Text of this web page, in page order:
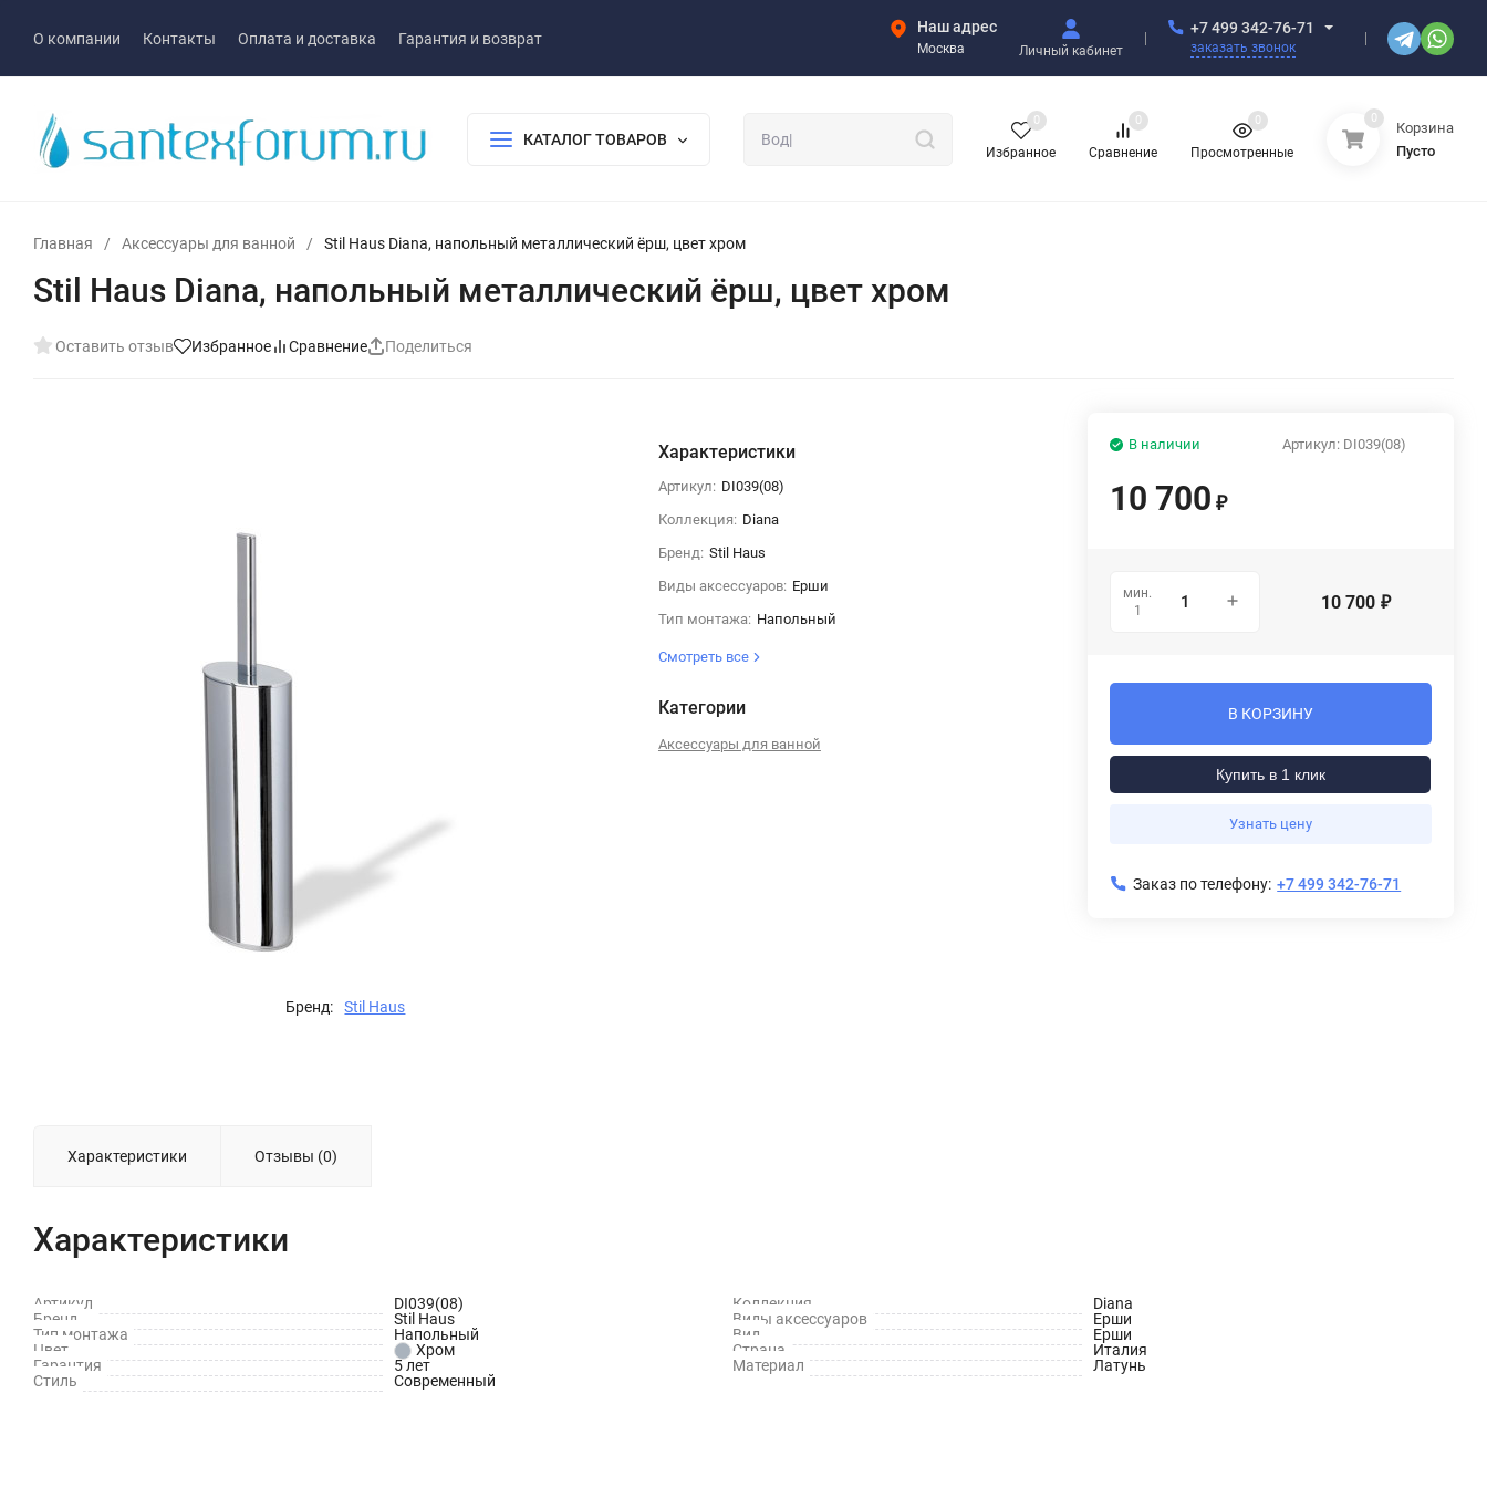
О компании Контакты Оплата и доставка Гарантия и возврат
Наш адрес
Москва Личный кабинет
+7 499 342-76-71
заказать звонок
КАТАЛОГ ТОВАРОВ
Избранное
0
Сравнение
0
Просмотренные
0 0
Корзина
Пусто
Главная / Аксессуары для ванной / Stil Haus Diana, напольный металлический ёрш, цвет хром
Stil Haus Diana, напольный металлический ёрш, цвет хром
Оставить отзыв Избранное Сравнение Поделиться
Бренд: Stil Haus
Характеристики
Артикул: DI039(08)
Коллекция: Diana
Бренд: Stil Haus
Виды аксессуаров: Ерши
Тип монтажа: Напольный
Смотреть все
Категории
Аксессуары для ванной
Артикул: DI039(08)
В наличии
10 700 ₽
мин.
1
10 700 ₽
В КОРЗИНУ
Купить в 1 клик
Узнать цену
Заказ по телефону: +7 499 342-76-71
Характеристики Отзывы (0)
Характеристики
Артикул DI039(08) Коллекция
Diana
Бренд
Stil Haus Виды аксессуаров
Ерши
Тип монтажа
Напольный Вид
Ерши
Цвет
Хром Страна
Италия
Гарантия
5 лет Материал
Латунь
Стиль
Современный